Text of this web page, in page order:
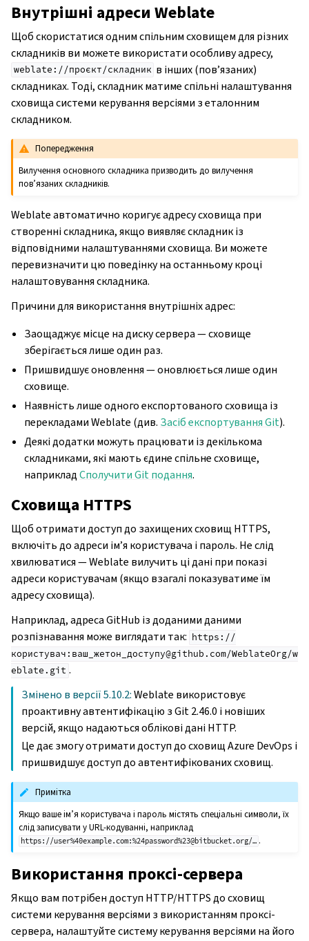
Внутрішні адреси Weblate
Щоб скористатися одним спільним сховищем для різних
складників ви можете використати особливу адресу,
weblate://проєкт/складник в інших (пов’язаних)
складниках. Тоді, складник матиме спільні налаштування
сховища системи керування версіями з еталонним
складником.
Попередження
Вилучення основного складника призводить до вилучення
пов’язаних складників.
Weblate автоматично коригує адресу сховища при
створенні складника, якщо виявляє складник із
відповідними налаштуваннями сховища. Ви можете
перевизначити цю поведінку на останньому кроці
налаштовування складника.
Причини для використання внутрішніх адрес:
Заощаджує місце на диску сервера — сховище
зберігається лише один раз.
Пришвидшує оновлення — оновлюється лише один
сховище.
Наявність лише одного експортованого сховища із
перекладами Weblate (див. Засіб експортування Git).
Деякі додатки можуть працювати із декількома
складниками, які мають єдине спільне сховище,
наприкладСполучити Git подання.
Сховища HTTPS
Щоб отримати доступ до захищених сховищ HTTPS,
включіть до адреси ім’я користувача і пароль. Не слід
хвилюватися — Weblate вилучить ці дані при показі
адреси користувачам (якщо взагалі показуватиме їм
адресу сховища).
Наприклад, адреса GitHub із доданими даними
розпізнавання може виглядати так: https://
користувач:ваш_жетон_доступу@github.com/WeblateOrg/w
eblate.git .
Змінено в версії 5.10.2:Weblate використовує
проактивну автентифікацію з Git 2.46.0 і новіших
версій, якщо надаються облікові дані HTTP.
Це дає змогу отримати доступ до сховищ Azure DevOps і
пришвидшує доступ до автентифікованих сховищ.
Примітка
Якщо ваше ім’я користувача і пароль містять спеціальні символи, їх
слід записувати у URL-кодуванні, наприклад
https://user%40example.com:%24password%23@bitbucket.org/… .
Використання проксі-сервера
Якщо вам потрібен доступ HTTP/HTTPS до сховищ
системи керування версіями з використанням проксі-
сервера, налаштуйте систему керування версіями на його